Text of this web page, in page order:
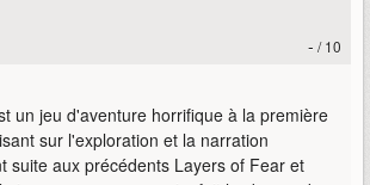
- / 10
un jeu d'aventure horrifique à la première
sur l'exploration et la narration
suite aux précédents Layers of Fear et